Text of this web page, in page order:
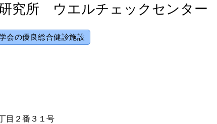
究所 ウエルチェックセンター
会の優良総合健診施設
目２番３１号